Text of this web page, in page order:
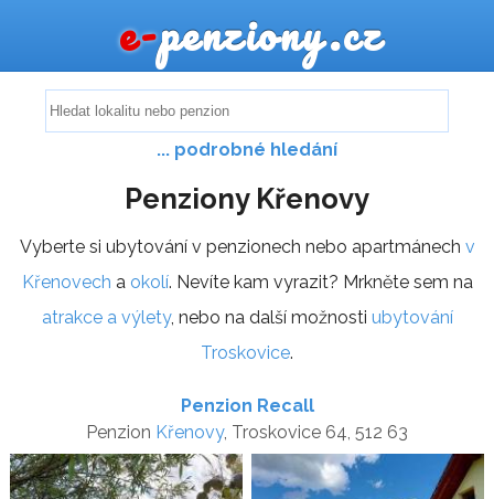
e-penziony.cz
... podrobné hledání
Penziony Křenovy
Vyberte si ubytování v penzionech nebo apartmánech v
Křenovech a okolí. Nevíte kam vyrazit? Mrkněte sem na
atrakce a výlety, nebo na další možnosti ubytování
Troskovice.
Penzion Recall
Penzion Křenovy, Troskovice 64, 512 63